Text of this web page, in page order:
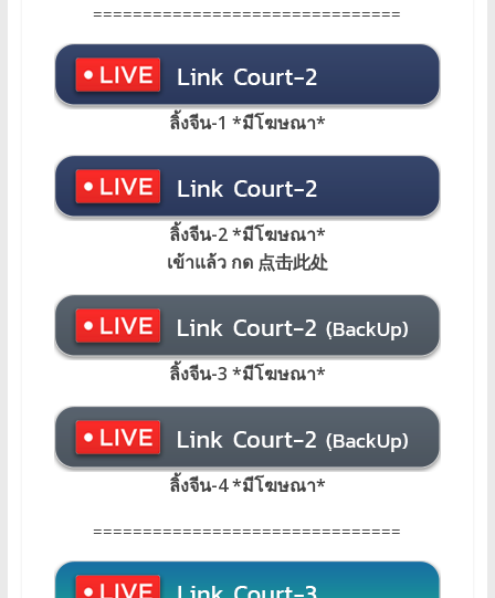
===============================
ลิ้งจีน-1 *มีโฆษณา*
ลิ้งจีน-2 *มีโฆษณา*
เข้าแล้ว กด 点击此处
ลิ้งจีน-3 *มีโฆษณา*
ลิ้งจีน-4 *มีโฆษณา*
===============================